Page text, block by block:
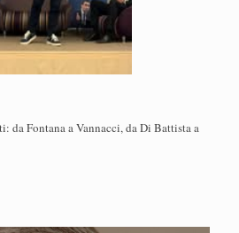
da Fontana a Vannacci, da Di Battista a